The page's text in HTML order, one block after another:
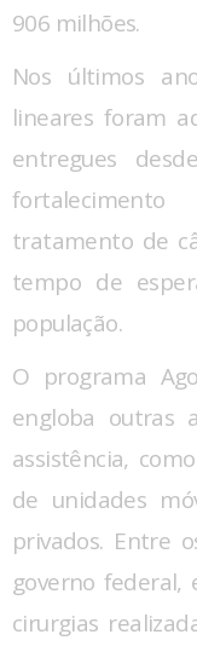
906 milhões.
Nos últimos
lineares foram
entregues
tratamento de
tempo de
população.
O programa
engloba outras
assistência,
de unidades
privados. Entre
governo
cirurgias